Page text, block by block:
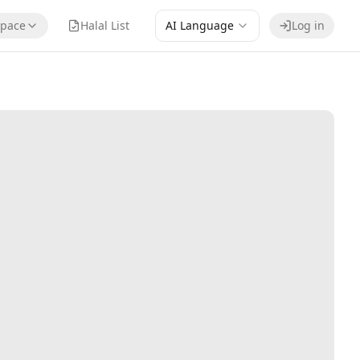
Halal List AI Language Log in